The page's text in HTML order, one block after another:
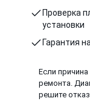
Проверка
установки
Гарантия
Если
ремонта.
решите